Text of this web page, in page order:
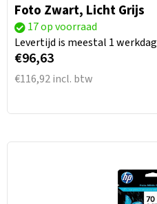
Foto Zwart, Licht Grijs
17 op voorraad
Levertijd is meestal 1 werkdag
€96,63
€116,92 incl. btw